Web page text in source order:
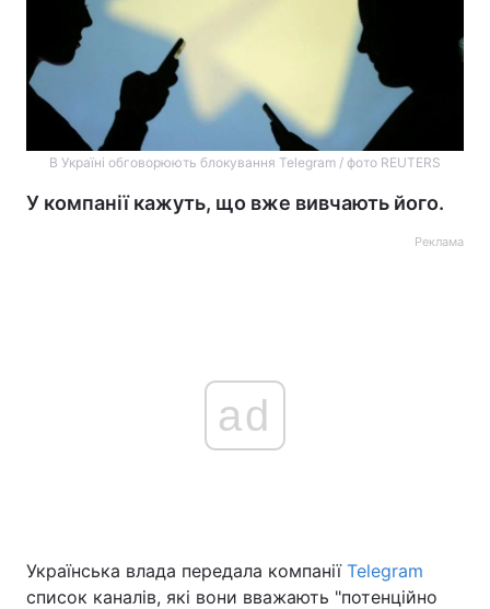
В Україні обговорюють блокування Telegram / фото REUTERS
У компанії кажуть, що вже вивчають його.
Реклама
ad
Українська влада передала компанії Telegram
список каналів, які вони вважають "потенційно